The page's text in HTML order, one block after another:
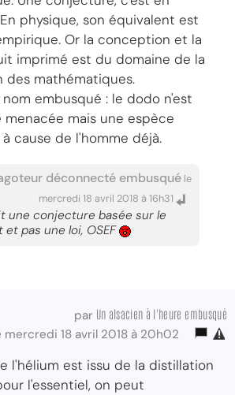
physique, son équivalent est
Or la conception et la
imprimé est du domaine de la
des mathématiques.
nom embusqué : le dodo n'est
menacée mais une espèce
cause de l'homme déjà.
déconnecté embusqué le
mercredi 18 avril 2018 à 16h31
une conjecture basée sur le
pas une loi, OSEF
par Un alsacien à l'heure embusqué
mercredi 18 avril 2018 à 20h02
l'hélium est issu de la distillation
l'essentiel, on peut